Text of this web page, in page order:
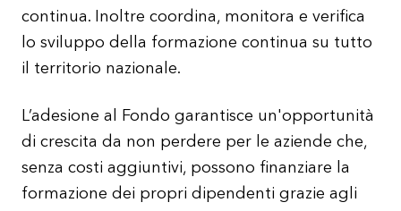
continua. Inoltre coordina, monitora e verifica
lo sviluppo della formazione continua su tutto
il territorio nazionale.
L’adesione al Fondo garantisce un'opportunità
di crescita da non perdere per le aziende che,
senza costi aggiuntivi, possono finanziare la
formazione dei propri dipendenti grazie agli